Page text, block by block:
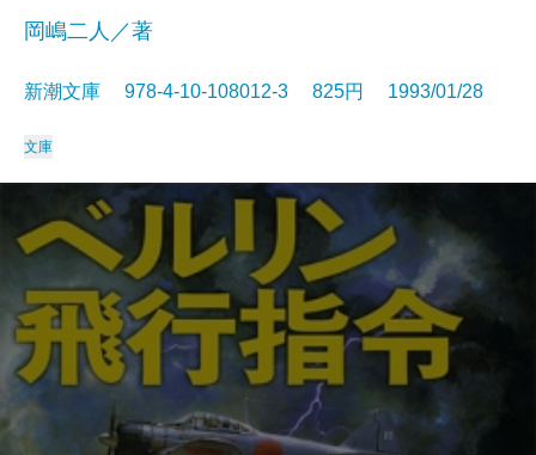
岡嶋二人／著
新潮文庫 978-4-10-108012-3 825円 1993/01/28
文庫